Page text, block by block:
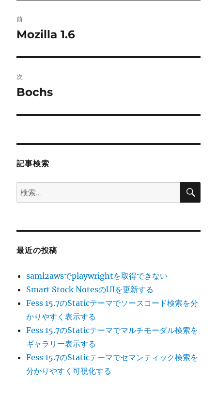
稿
ビ
ゲ
ー
前
前
投
稿:
Mozilla 1.6
次
次
投
Bochs
記事検索
検
索:
検
最近の投稿
saml2awsでplaywrightを取得できない
Smart Stock NotesのUIを更新する
Fess 15.7のStaticテーマでソースコード検索を分
かりやすく表示する
Fess 15.7のStaticテーマでマルチモーダル検索を
ギャラリー表示する
Fess 15.7のStaticテーマでセマンティック検索を
分かりやすく可視化する